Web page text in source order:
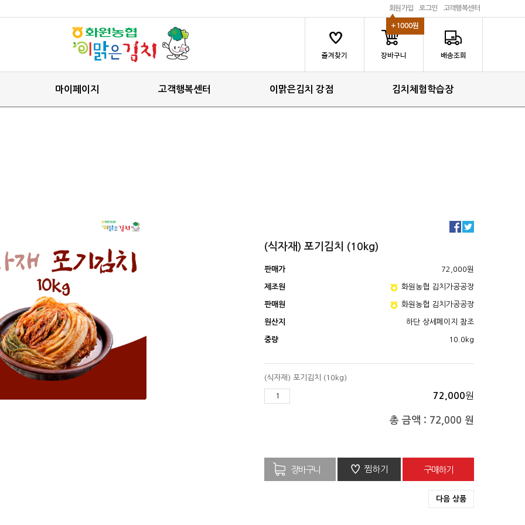
고객행복센터
로그인
회원가입
+1000원
마이페이지 고객행복센터 이맑은김치 강점 김치체험학습장
(식자재) 포기김치 (10kg)
판매가 72,000원
제조원 화원농협 김치가공공장
판매원 화원농협 김치가공공장
원산지 하단 상세페이지 참조
중량 10.0kg
(식자재) 포기김치 (10kg)
72,000원
총 금액 : 72,000 원
♡ 찜하기
다음 상품